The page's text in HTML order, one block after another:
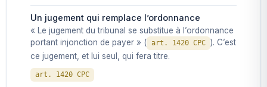
Un jugement qui remplace l’ordonnance
« Le jugement du tribunal se substitue à l’ordonnance
portant injonction de payer » ( art. 1420 CPC ). C’est
ce jugement, et lui seul, qui fera titre.
art. 1420 CPC